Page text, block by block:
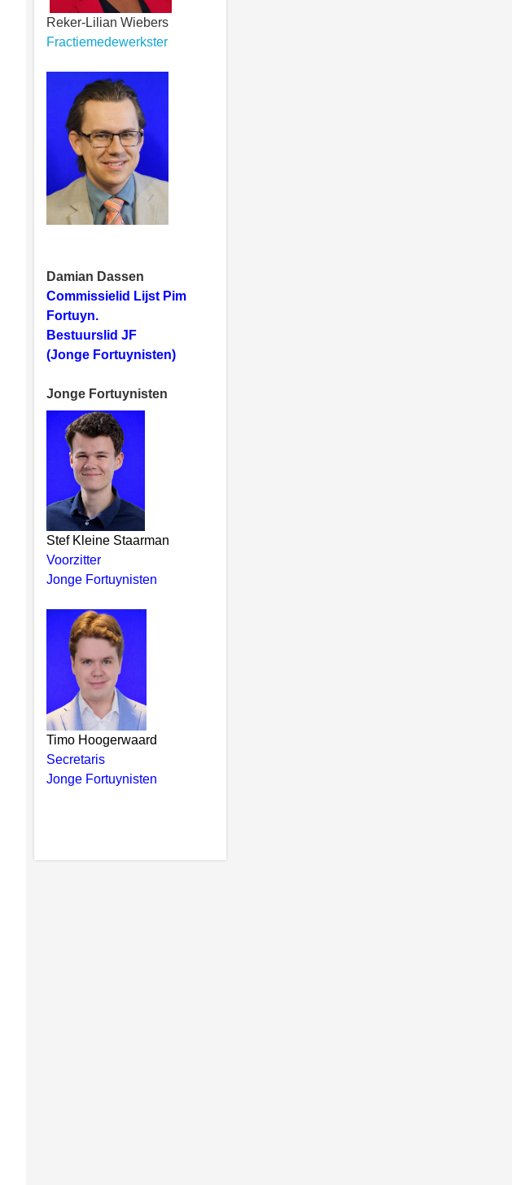
Reker-Lilian Wiebers
Fractiemedewerkster
Damian Dassen
Commissielid Lijst Pim
Fortuyn.
Bestuurslid JF
(Jonge Fortuynisten)
Jonge Fortuynisten
Stef Kleine Staarman
Voorzitter
Jonge Fortuynisten
Timo Hoogerwaard
Secretaris
Jonge Fortuynisten